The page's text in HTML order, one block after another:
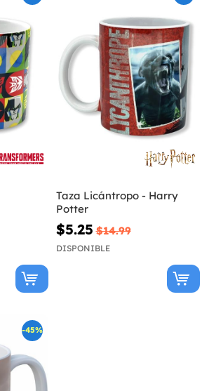
Taza Licántropo - Harry
Potter
$5.25 $14.99
DISPONIBLE
-45%